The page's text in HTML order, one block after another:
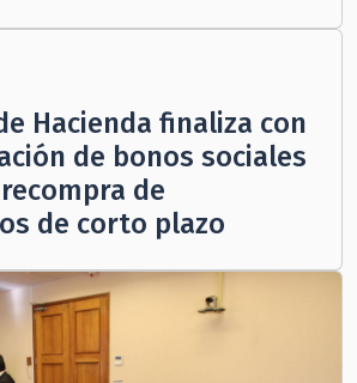
Hacienda finaliza con
de bonos sociales
de
de corto plazo